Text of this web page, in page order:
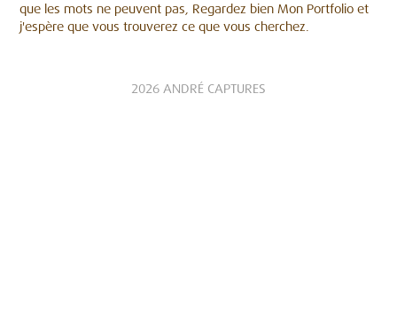
que les mots ne peuvent pas, Regardez bien Mon Portfolio et
j'espère que vous trouverez ce que vous cherchez.
2026 ANDRÉ CAPTURES